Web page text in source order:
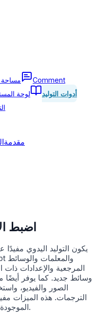
مساحة
Comment
أدوات التوليد لوحة
مقدمة
اضبط
يكون التوليد اليدوي
المرجعية والإعدادات ذات
وسائط جديد. كما يوفر أيضًا
الترجمات. هذه الميزات
الموجودة بدلاً من توليدها من الصفر مرة أخرى.